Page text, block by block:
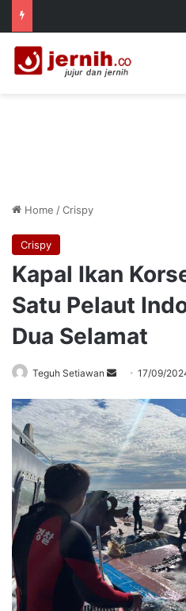
Home /Crispy
Crispy
Kapal Ikan
Satu Pelaut
Dua Selamat
Teguh Setiawan
Send
email
17/09/